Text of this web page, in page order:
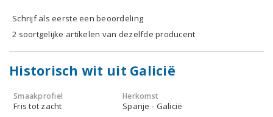
Schrijf als eerste een beoordeling
2 soortgelijke artikelen van dezelfde producent
Historisch wit uit Galicië
Smaakprofiel
Fris tot zacht
Herkomst
Spanje - Galicië